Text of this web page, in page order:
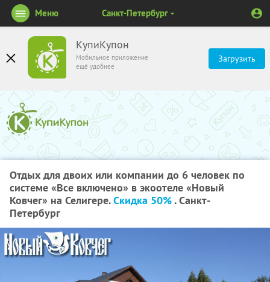
КупиКупон
Мобильное приложение
ещё удобнее
Загрузить
Меню Санкт-Петербург
Отдых для двоих или компании до 6 человек по
системе «Все включено» в экоотеле «Новый
Ковчег» на Селигере.Скидка 50%. Санкт-
Петербург